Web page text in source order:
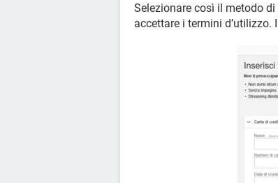
Selezionare così il metodo
accettare i termini d’utilizzo.